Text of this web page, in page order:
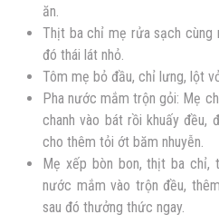
ăn.
Thịt ba chỉ mẹ rửa sạch cùng
đó thái lát nhỏ.
Tôm mẹ bỏ đầu, chỉ lưng, lột
Pha nước mắm trộn gỏi: Mẹ
chanh vào bát rồi khuấy đều,
cho thêm tỏi ớt băm nhuyễn.
Mẹ xếp bòn bon, thịt ba
nước mắm vào trộn đều,
sau đó thưởng thức ngay.